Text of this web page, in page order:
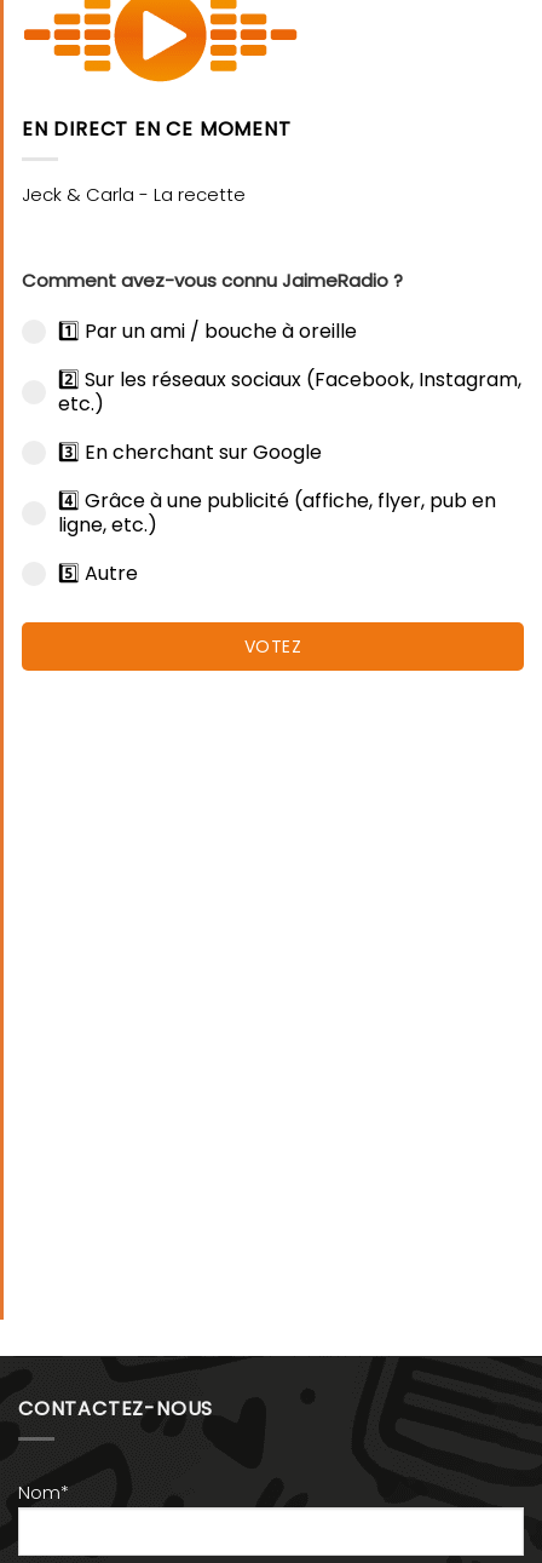
EN DIRECT EN CE MOMENT
Comment avez-vous connu JaimeRadio ?
1️⃣ Par un ami / bouche à oreille
2️⃣ Sur les réseaux sociaux (Facebook, Instagram,
etc.)
3️⃣ En cherchant sur Google
4️⃣ Grâce à une publicité (affiche, flyer, pub en
ligne, etc.)
5️⃣ Autre
VOTEZ
CONTACTEZ-NOUS
Nom*